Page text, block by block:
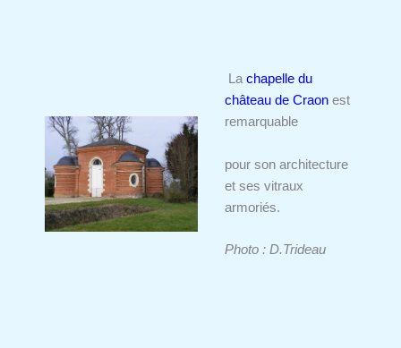
Lachapelle du
château de Craonest
remarquable
pour son architecture
et ses vitraux
armoriés.
Photo : D.Trideau